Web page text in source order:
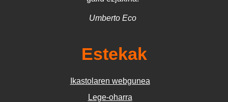
Umberto Eco
Estekak
Ikastolaren webgunea
Lege-oharra